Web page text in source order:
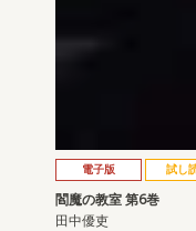
電子版 試し
閻魔の教室 第6巻
田中優吏